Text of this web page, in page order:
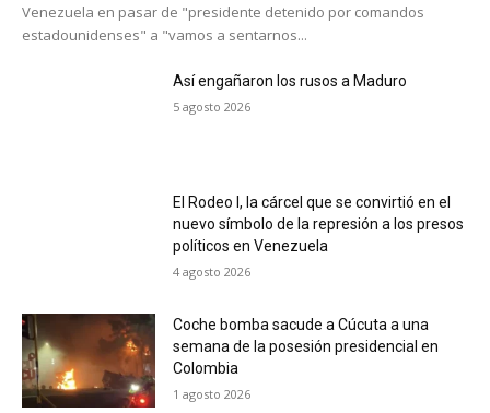
Venezuela en pasar de "presidente detenido por comandos
estadounidenses" a "vamos a sentarnos...
Así engañaron los rusos a Maduro
5 agosto 2026
El Rodeo I, la cárcel que se convirtió en el
nuevo símbolo de la represión a los presos
políticos en Venezuela
4 agosto 2026
Coche bomba sacude a Cúcuta a una
semana de la posesión presidencial en
Colombia
1 agosto 2026